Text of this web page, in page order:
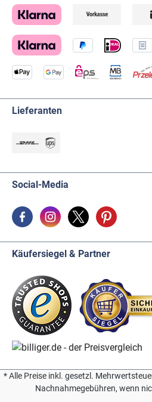
Lieferanten
Social-Media
Käufersiegel & Partner
* Alle Preise inkl. gesetzl.
Nachnahmegebühren, wenn